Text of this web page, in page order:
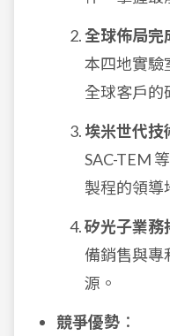
全球佈局完
本四地實驗
全球客戶的
埃米世代技
SAC-TEM
製程的領導
矽光子業務
備銷售與專
源。
競爭優勢 ：